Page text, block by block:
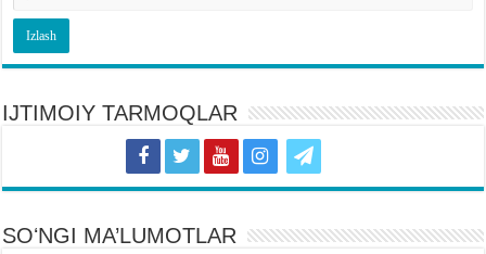
IJTIMOIY TARMOQLAR
SOʻNGI MA’LUMOTLAR